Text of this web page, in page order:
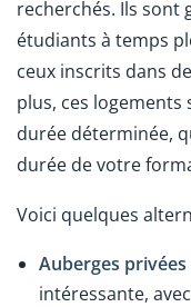
recherchés. Ils sont
étudiants à temps
ceux inscrits dans
plus, ces
durée déterminée,
durée de votre
Voici quelques
Auberges privées
intéressante,